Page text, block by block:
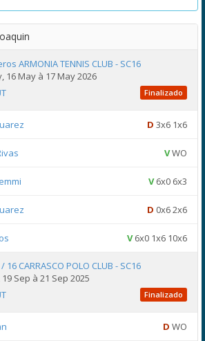
ARMONIA TENNIS CLUB - SC16
16 May à 17 May 2026
Finalizado
D 3x6 1x6
VWO
V6x0 6x3
D 0x6 2x6
V6x0 1x6 10x6
16 CARRASCO POLO CLUB - SC16
Sep à 21 Sep 2025
Finalizado
D WO